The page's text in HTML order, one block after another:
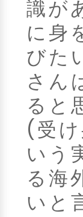
識が
に身
びた
さん
ると
(受
いう
る海
いと